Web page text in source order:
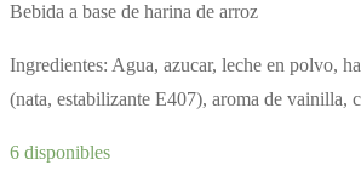
Bebida a base de harina de arroz
Ingredientes: Agua, azucar, leche en polvo,
(nata, estabilizante E407), aroma de vainilla,
6 disponibles